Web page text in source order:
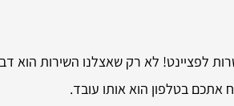
לפציינט! לא רק שאצלנו השירות הוא
אתכם בטלפון הוא אותו עובד.